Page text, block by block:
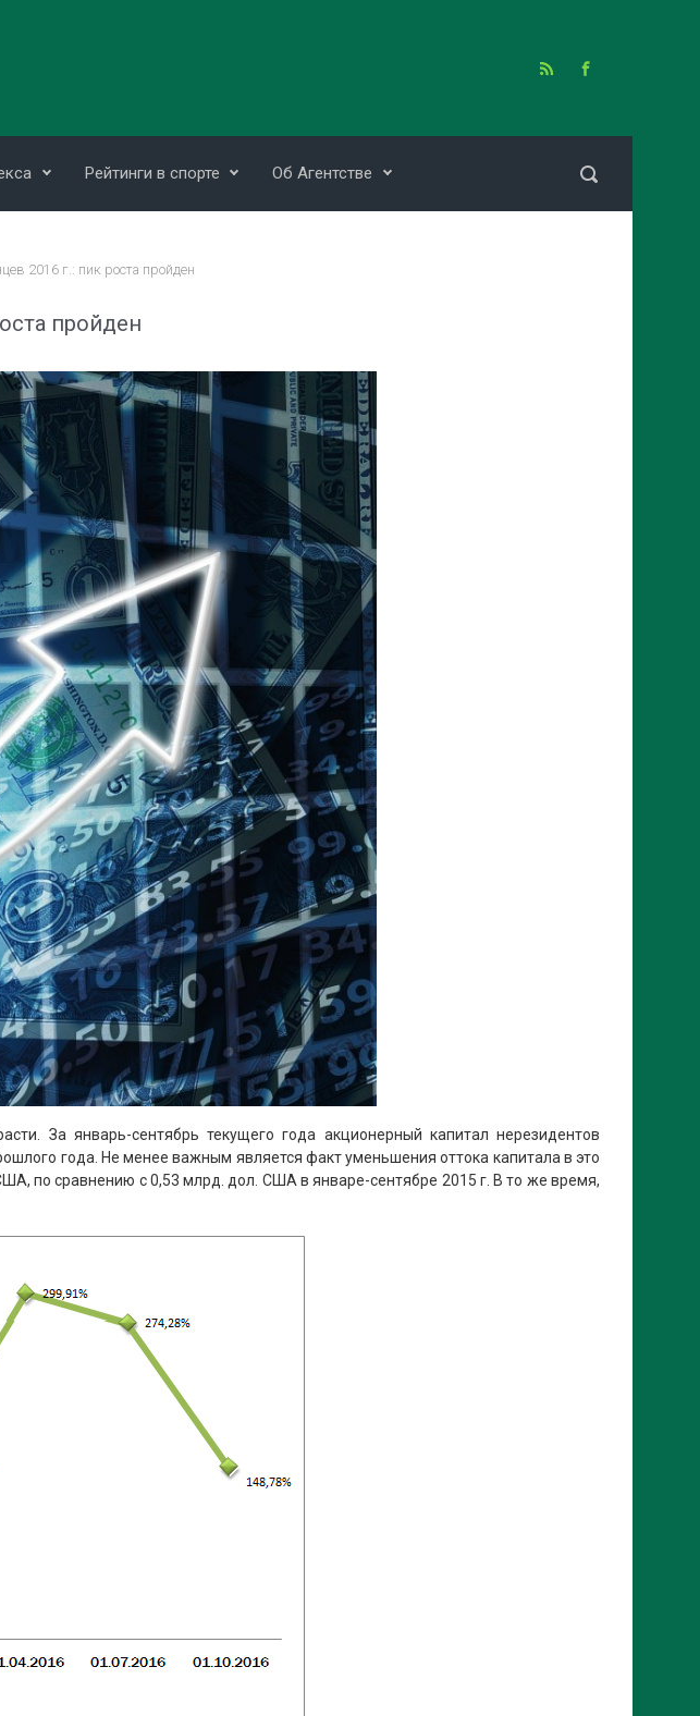
Рейтинги в спорте Об Агентстве
2016 г.: пик роста пройден
пройден
За январь-сентябрь текущего года акционерный капитал нерезидентов
года. Не менее важным является факт уменьшения оттока капитала в это
по сравнению с 0,53 млрд. дол. США в январе-сентябре 2015 г. В то же время,